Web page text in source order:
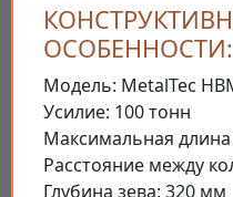
ОСОБЕННОСТИ:
Модель: MetalTec
Усилие: 100 тонн
Максимальная
Расстояние между
Глубина зева: 320 мм